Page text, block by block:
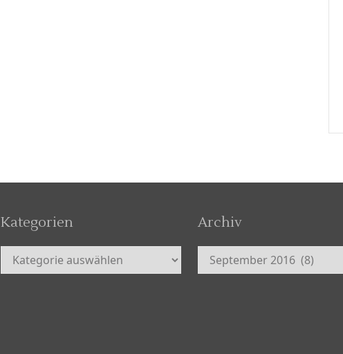
Kategorien
Kategorien
Archiv
Archiv